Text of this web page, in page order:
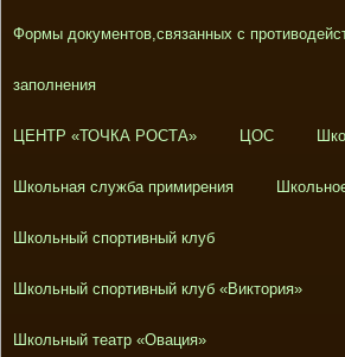
Формы документов,связанных с
заполнения
ЦЕНТР «ТОЧКА РОСТА» ЦОС
Школьная служба примирения
Школьный спортивный клуб
Школьный спортивный клуб «Виктория»
Школьный театр «Овация»